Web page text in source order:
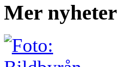
Mer nyheter